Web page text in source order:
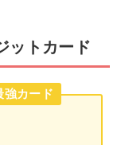
ットカード
強カード